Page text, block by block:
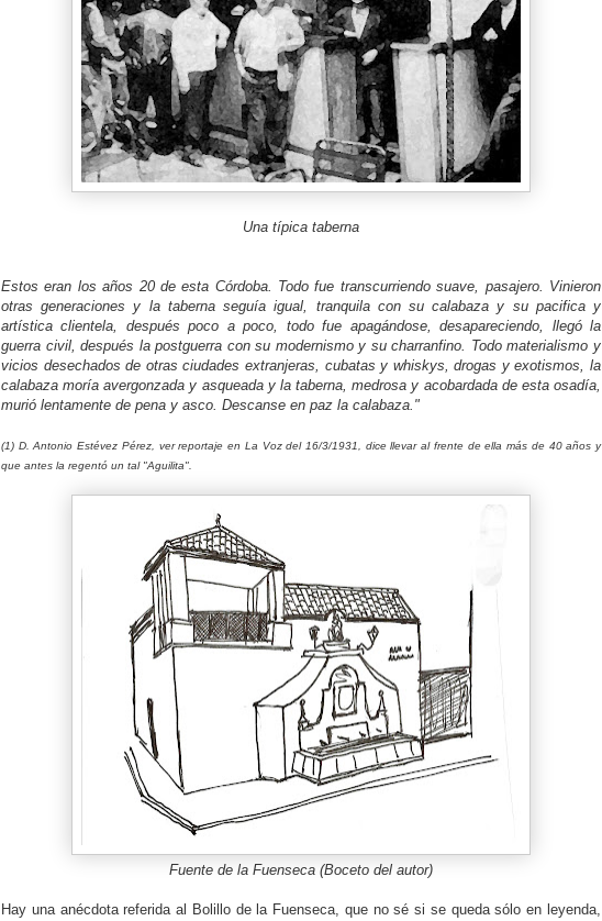
Una típica taberna
Estos eran los años 20 de esta Córdoba. Todo fue transcurriendo suave, pasajero. Vinieron
otras generaciones y la taberna seguía igual, tranquila con su calabaza y su pacifica y
artística clientela, después poco a poco, todo fue apagándose, desapareciendo, llegó la
guerra civil, después la postguerra con su modernismo y su charranfino. Todo materialismo y
vicios desechados de otras ciudades extranjeras, cubatas y whiskys, drogas y exotismos, la
calabaza moría avergonzada y asqueada y la taberna, medrosa y acobardada de esta osadía,
murió lentamente de pena y asco. Descanse en paz la calabaza."
(1) D. Antonio Estévez Pérez, ver reportaje en La Voz del 16/3/1931, dice llevar al frente de ella más de 40 años y
que antes la regentó un tal "Aguilita".
Fuente de la Fuenseca (Boceto del autor)
Hay una anécdota referida al Bolillo de la Fuenseca, que no sé si se queda sólo en leyenda,